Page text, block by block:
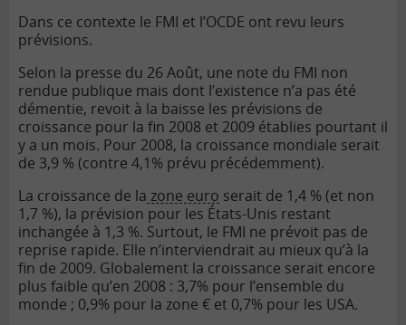
Dans ce contexte le FMI et l’OCDE ont revu leurs
prévisions.
Selon la presse du 26 Août, une note du FMI non
rendue publique mais dont l’existence n’a pas été
démentie, revoit à la baisse les prévisions de
croissance pour la fin 2008 et 2009 établies pourtant il
y a un mois. Pour 2008, la croissance mondiale serait
de 3,9 % (contre 4,1% prévu précédemment).
La croissance de la zone euro serait de 1,4 % (et non
1,7 %), la prévision pour les États-Unis restant
inchangée à 1,3 %. Surtout, le FMI ne prévoit pas de
reprise rapide. Elle n’interviendrait au mieux qu’à la
fin de 2009. Globalement la croissance serait encore
plus faible qu’en 2008 : 3,7% pour l’ensemble du
monde ; 0,9% pour la zone € et 0,7% pour les USA.